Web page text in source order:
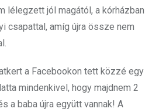
lélegzett jól magától, a kórházban
csapattal, amíg újra össze nem
a Facebookon tett közzé egy
mindenkivel, hogy majdnem 2
a baba újra együtt vannak! A